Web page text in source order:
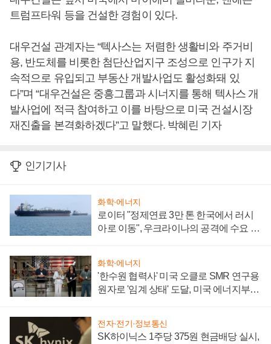
트럼프타워 등을 건설한 경험이 있다.
대우건설 관계자는 “텍사스는 저렴한 생활비와 주거비
용, 반도체를 비롯한 첨단산업지구 조성으로 인구가 지
속적으로 유입되고 부동산 개발사업도 활성화돼 있
다”며 “대우건설은 중흥그룹과 시너지를 통해 텍사스 개
발사업에 적극 참여하고 이를 바탕으로 미국 건설시장
재진출을 본격화하겠다”고 말했다. 박혜린 기자
인기기사
화학·에너지
로이터 "정제연료 3만 톤 한국에서 러시
아로 이동", 우크라이나의 공격에 수요 늘
화학·에너지
'한수원 협력사' 미국 오클로 SMR 연구용
원자로 '임계 상태' 도달, 미국 에너지부
전자·전기·정보통신
SK하이닉스 1주당 375원 현금배당 실시,